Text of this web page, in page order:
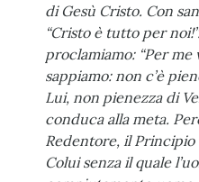
di Gesù Cristo. Con
“Cristo è tutto per
proclamiamo: “Per me
sappiamo: non c’è
Lui, non pienezza di
conduca alla meta.
Redentore, il Principio
Colui senza il quale